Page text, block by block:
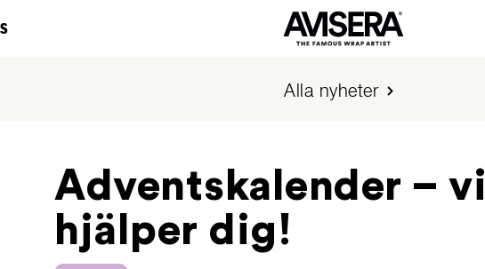
Alla nyheter
Adventskalender – vi
hjälper dig!